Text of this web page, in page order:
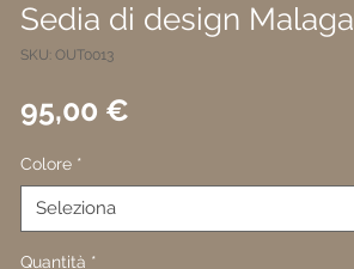
Sedia di design Malaga
SKU: OUT0013
95,00 €
Colore *
Seleziona
Quantità *